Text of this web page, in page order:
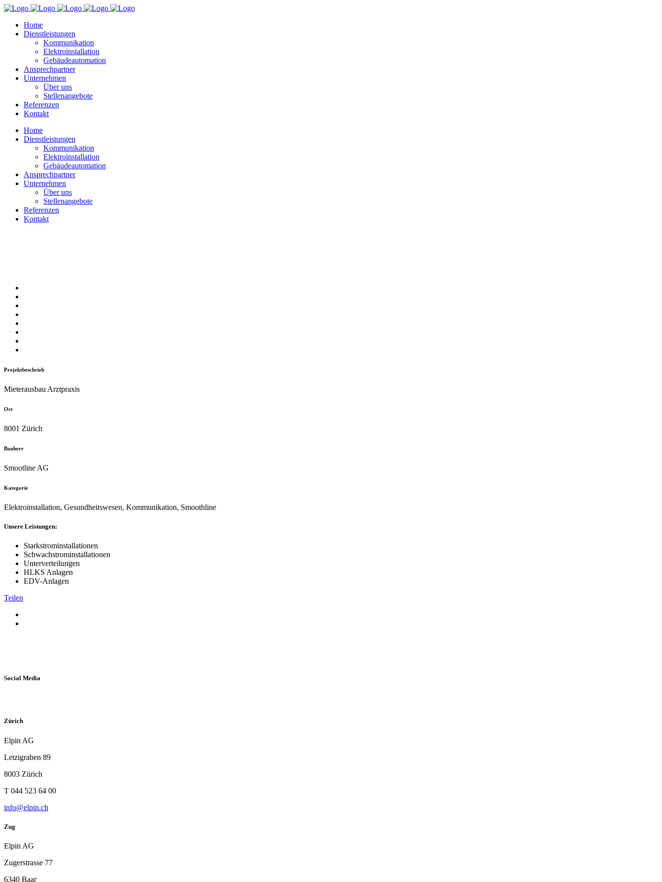
Home
Dienstleistungen
Kommunikation
Elektroinstallation
Gebäudeautomation
Ansprechpartner
Unternehmen
Über uns
Stellenangebote
Referenzen
Kontakt
Home
Dienstleistungen
Kommunikation
Elektroinstallation
Gebäudeautomation
Ansprechpartner
Unternehmen
Über uns
Stellenangebote
Referenzen
Kontakt
Arztpraxis Bahnhofstrasse Zürich
Projektbeschrieb
Mieterausbau Arztpraxis
Ort
8001 Zürich
Bauherr
Smootline AG
Kategorie
Elektroinstallation, Gesundheitswesen, Kommunikation, Smoothline
Unsere Leistungen:
Starkstrominstallationen
Schwachstrominstallationen
Unterverteilungen
HLKS Anlagen
EDV-Anlagen
Teilen
Social Media
Zürich
Elpin AG
Letzigraben 89
8003 Zürich
T 044 523 64 00
info@elpin.ch
Zug
Elpin AG
Zugerstrasse 77
6340 Baar